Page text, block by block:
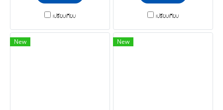
เปรียบเทียบ เปรียบเทียบ
New New